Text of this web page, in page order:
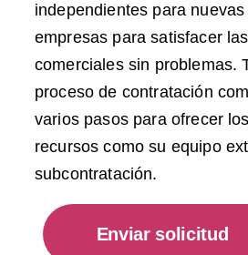
independientes para
empresas para satisfacer
comerciales sin problemas.
proceso de contratación
varios pasos para ofrecer
recursos como su equipo
subcontratación.
Enviar solicitud